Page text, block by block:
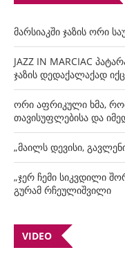
მარსიაკში ჯაზის ორი
JAZZ IN MARCIAC
ჯაზის დედაქალაქად
ორი აფრიკული ხმა,
თავისუფლებისა და
„მაილს დევისი,
„ჯერ ჩემი სიკვდილი
გურამ რჩეულიშვილი
VIDEO